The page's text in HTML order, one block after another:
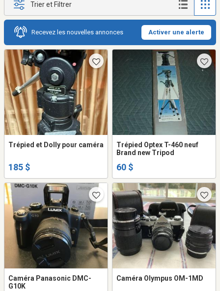
Trier et Filtrer
Recevez les nouvelles annonces Activer une alerte
Trépied et Dolly pour caméra
185 $
Trépied Optex T-460 neuf
Brand new Tripod
60 $
Caméra Panasonic DMC-
G10K
Caméra Olympus OM-1MD